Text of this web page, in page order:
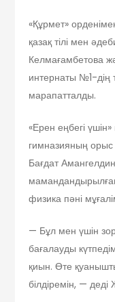
«Құрмет»
қазақ тілі мен
Келмағамбетова
интернаты №1-дің
марапатталды.
«Ерен еңбегі
гимназияның орыс
Бағдат
физика пәні
— Бұл мен үшін
бағалауды
қиын. Өте
білдіремін, —